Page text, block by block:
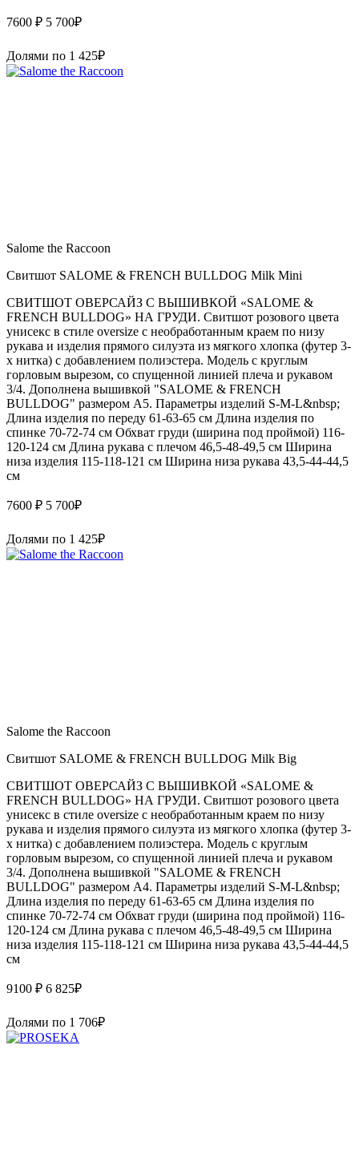
7600 ₽ 5 700₽
Долями по 1 425₽
Salome the Raccoon
Свитшот SALOME & FRENCH BULLDOG Milk Mini
СВИТШОТ ОВЕРСАЙЗ С ВЫШИВКОЙ «SALOME &
FRENCH BULLDOG» НА ГРУДИ. Свитшот розового цвета
унисекс в стиле oversize с необработанным краем по низу
рукава и изделия прямого силуэта из мягкого хлопка (футер 3-
х нитка) с добавлением полиэстера. Модель с круглым
горловым вырезом, со спущенной линией плеча и рукавом
3/4. Дополнена вышивкой "SALOME & FRENCH
BULLDOG" размером А5. Параметры изделий S-M-L&nbsp;
Длина изделия по переду 61-63-65 см Длина изделия по
спинке 70-72-74 см Обхват груди (ширина под проймой) 116-
120-124 см Длина рукава с плечом 46,5-48-49,5 см Ширина
низа изделия 115-118-121 см Ширина низа рукава 43,5-44-44,5
см
7600 ₽ 5 700₽
Долями по 1 425₽
Salome the Raccoon
Свитшот SALOME & FRENCH BULLDOG Milk Big
СВИТШОТ ОВЕРСАЙЗ С ВЫШИВКОЙ «SALOME &
FRENCH BULLDOG» НА ГРУДИ. Свитшот розового цвета
унисекс в стиле oversize с необработанным краем по низу
рукава и изделия прямого силуэта из мягкого хлопка (футер 3-
х нитка) с добавлением полиэстера. Модель с круглым
горловым вырезом, со спущенной линией плеча и рукавом
3/4. Дополнена вышивкой "SALOME & FRENCH
BULLDOG" размером А4. Параметры изделий S-M-L&nbsp;
Длина изделия по переду 61-63-65 см Длина изделия по
спинке 70-72-74 см Обхват груди (ширина под проймой) 116-
120-124 см Длина рукава с плечом 46,5-48-49,5 см Ширина
низа изделия 115-118-121 см Ширина низа рукава 43,5-44-44,5
см
9100 ₽ 6 825₽
Долями по 1 706₽